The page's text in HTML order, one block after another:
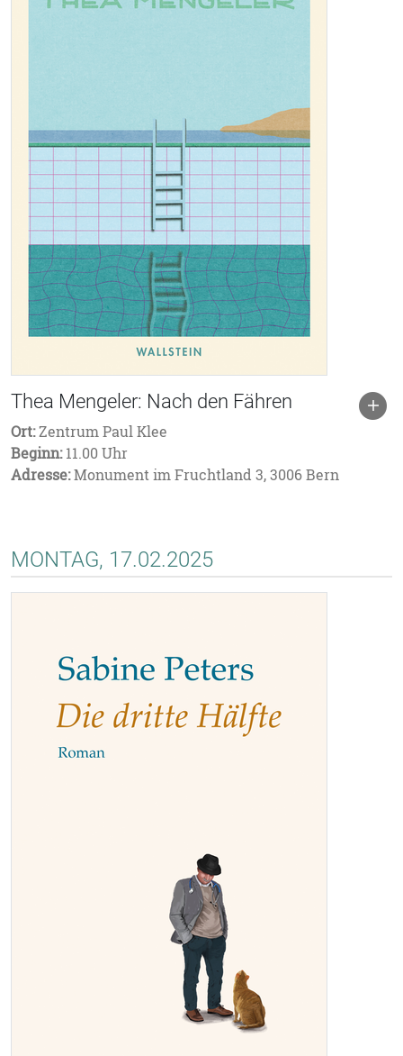
Thea Mengeler: Nach den Fähren
Ort:Zentrum Paul Klee
Beginn:11.00 Uhr
Adresse:Monument im Fruchtland 3, 3006 Bern
MONTAG, 17.02.2025